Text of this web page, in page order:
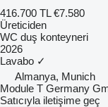
416.700 TL €7.580
Üreticiden
WC duş konteyneri
2026
Lavabo ✓
Almanya, Munich
Module T Germany
Satıcıyla iletişime geç